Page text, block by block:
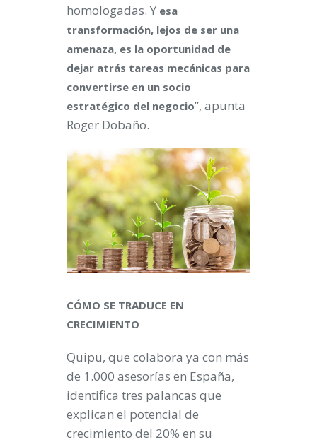
homologadas. Y esa
transformación, lejos de ser una
amenaza, es la oportunidad de
dejar atrás tareas mecánicas para
convertirse en un socio
estratégico del negocio”, apunta
Roger Dobaño.
CÓMO SE TRADUCE EN
CRECIMIENTO
Quipu, que colabora ya con más
de 1.000 asesorías en España,
identifica tres palancas que
explican el potencial de
crecimiento del 20% en su